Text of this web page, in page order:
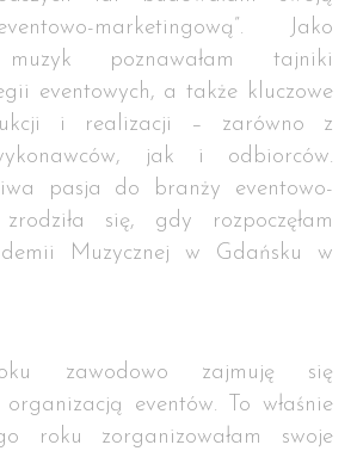
marketingową”. Jako
muzyk poznawałam tajniki
eventowych, a także kluczowe
i realizacji – zarówno z
jak i odbiorców.
pasja do branży eventowo-
się, gdy rozpoczęłam
Muzycznej w Gdańsku w
zawodowo zajmuję się
eventów. To właśnie
roku zorganizowałam swoje